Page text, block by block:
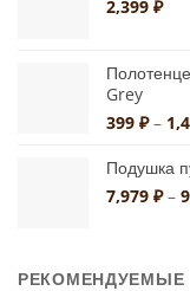
2,399 ₽
Grey
399 ₽ –
Подушка
7,979 ₽ –
РЕКОМЕНДУЕМЫЕ